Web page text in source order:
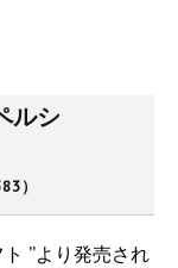
ルシ
）
”より発売され